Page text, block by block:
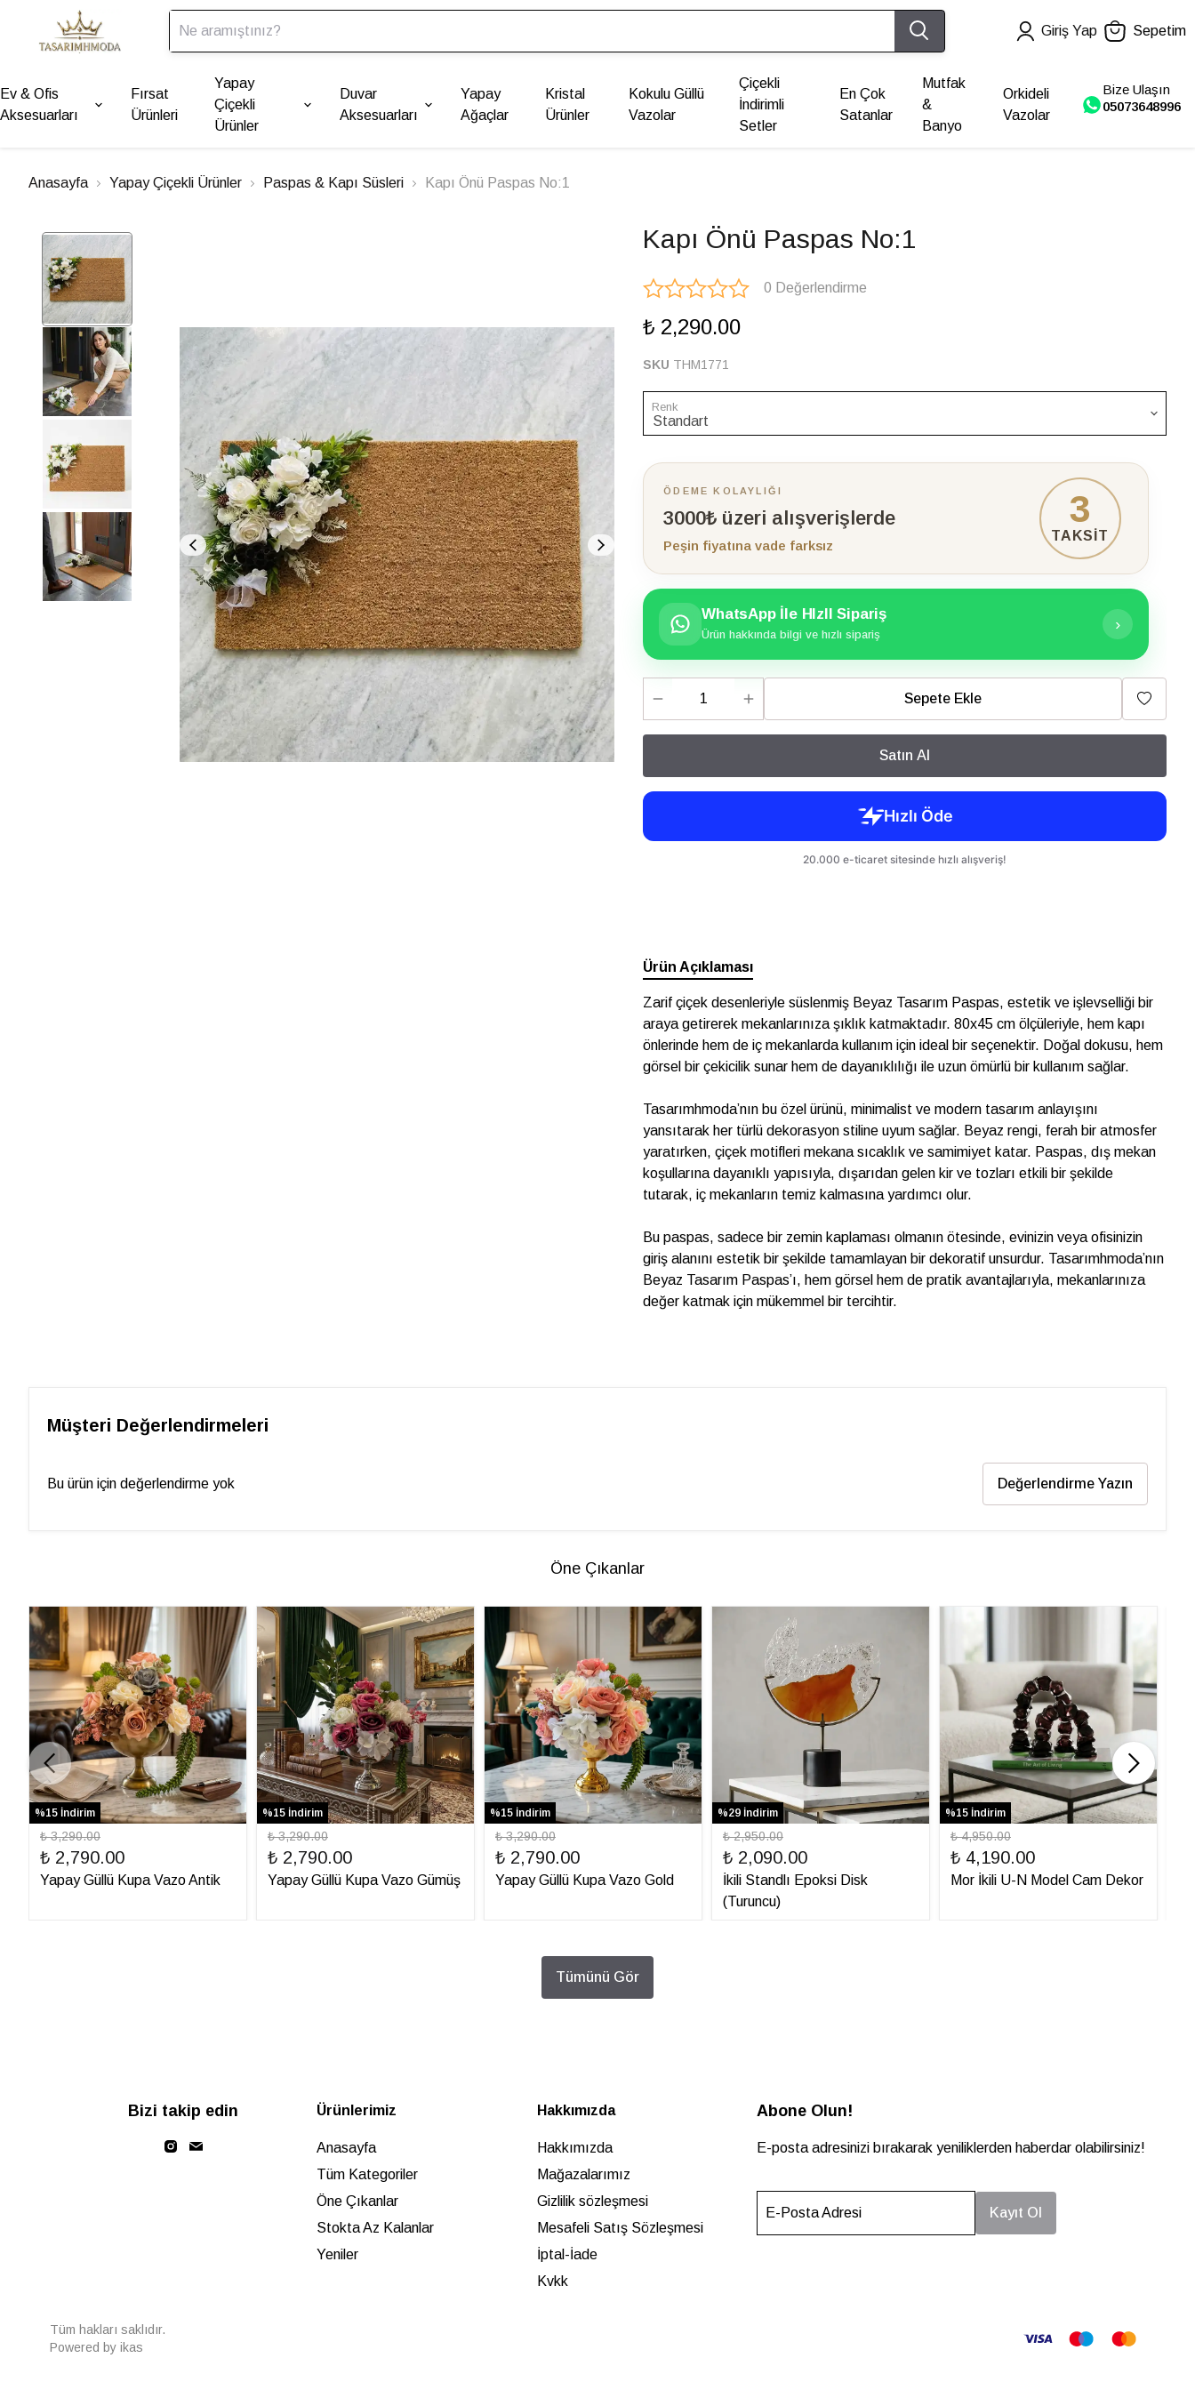
Giriş Yap Sepetim
Ev & Ofis
Aksesuarları
Fırsat
Ürünleri
Yapay
Çiçekli
Ürünler
Duvar
Aksesuarları
Yapay
Ağaçlar
Kristal
Ürünler
Kokulu Güllü
Vazolar
Çiçekli
İndirimli
Setler
En Çok
Satanlar
Mutfak
&
Banyo
Orkideli
Vazolar
Bize Ulaşın
05073648996
Anasayfa Yapay Çiçekli Ürünler Paspas & Kapı Süsleri Kapı Önü Paspas No:1
Kapı Önü Paspas No:1
0 Değerlendirme
₺ 2,290.00
SKU THM1771
Renk
ÖDEME KOLAYLIĞI
3000₺ üzeri alışverişlerde
Peşin fiyatına vade farksız
3
TAKSİT
WhatsApp İle HIzlI Sipariş
Ürün hakkında bilgi ve hızlı sipariş
›
Sepete Ekle
Satın Al
Ürün Açıklaması
Zarif çiçek desenleriyle süslenmiş Beyaz Tasarım Paspas, estetik ve işlevselliği bir
araya getirerek mekanlarınıza şıklık katmaktadır. 80x45 cm ölçüleriyle, hem kapı
önlerinde hem de iç mekanlarda kullanım için ideal bir seçenektir. Doğal dokusu, hem
görsel bir çekicilik sunar hem de dayanıklılığı ile uzun ömürlü bir kullanım sağlar.
Tasarımhmoda’nın bu özel ürünü, minimalist ve modern tasarım anlayışını
yansıtarak her türlü dekorasyon stiline uyum sağlar. Beyaz rengi, ferah bir atmosfer
yaratırken, çiçek motifleri mekana sıcaklık ve samimiyet katar. Paspas, dış mekan
koşullarına dayanıklı yapısıyla, dışarıdan gelen kir ve tozları etkili bir şekilde
tutarak, iç mekanların temiz kalmasına yardımcı olur.
Bu paspas, sadece bir zemin kaplaması olmanın ötesinde, evinizin veya ofisinizin
giriş alanını estetik bir şekilde tamamlayan bir dekoratif unsurdur. Tasarımhmoda’nın
Beyaz Tasarım Paspas’ı, hem görsel hem de pratik avantajlarıyla, mekanlarınıza
değer katmak için mükemmel bir tercihtir.
Müşteri Değerlendirmeleri
Bu ürün için değerlendirme yok Değerlendirme Yazın
Öne Çıkanlar
%15 İndirim
₺ 3,290.00
₺ 2,790.00
Yapay Güllü Kupa Vazo Antik
%15 İndirim
₺ 3,290.00
₺ 2,790.00
Yapay Güllü Kupa Vazo Gümüş
%15 İndirim
₺ 3,290.00
₺ 2,790.00
Yapay Güllü Kupa Vazo Gold
%29 İndirim
₺ 2,950.00
₺ 2,090.00
İkili Standlı Epoksi Disk
(Turuncu)
%15 İndirim
₺ 4,950.00
₺ 4,190.00
Mor İkili U-N Model Cam Dekor
Tümünü Gör
Bizi takip edin Ürünlerimiz
Anasayfa
Tüm Kategoriler
Öne Çıkanlar
Stokta Az Kalanlar
Yeniler
Hakkımızda
Hakkımızda
Mağazalarımız
Gizlilik sözleşmesi
Mesafeli Satış Sözleşmesi
İptal-İade
Kvkk
Abone Olun!
E-posta adresinizi bırakarak yeniliklerden haberdar olabilirsiniz!
E-Posta Adresi Kayıt Ol
Tüm hakları saklıdır.
Powered by ikas